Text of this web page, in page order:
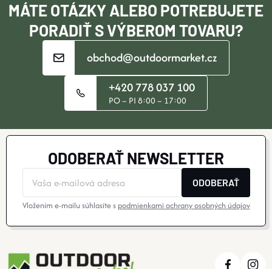
MÁTE OTÁZKY ALEBO POTREBUJETE
PORADIŤ S VÝBEROM TOVARU?
obchod@outdoormarket.cz
+420 778 037 100
PO – PI 8:00 – 17:00
ODOBERAŤ NEWSLETTER
ODOBERAŤ
Vložením e-mailu súhlasíte s podmienkami ochrany osobných údajov